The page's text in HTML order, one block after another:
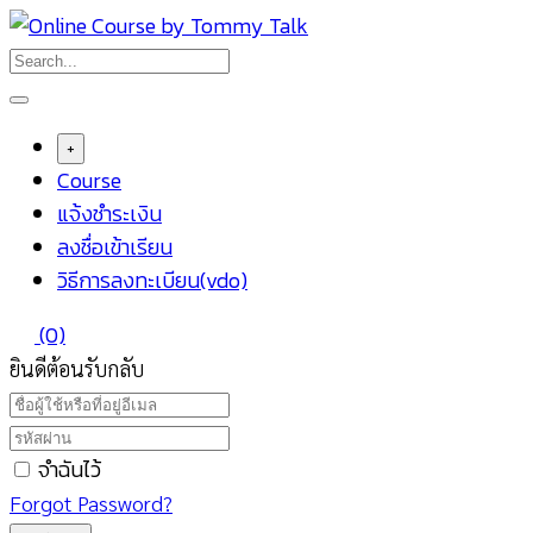
Skip
to
content
+
Course
แจ้งชำระเงิน
ลงชื่อเข้าเรียน
วิธีการลงทะเบียน(vdo)
(0)
ยินดีต้อนรับกลับ
จำฉันไว้
Forgot Password?